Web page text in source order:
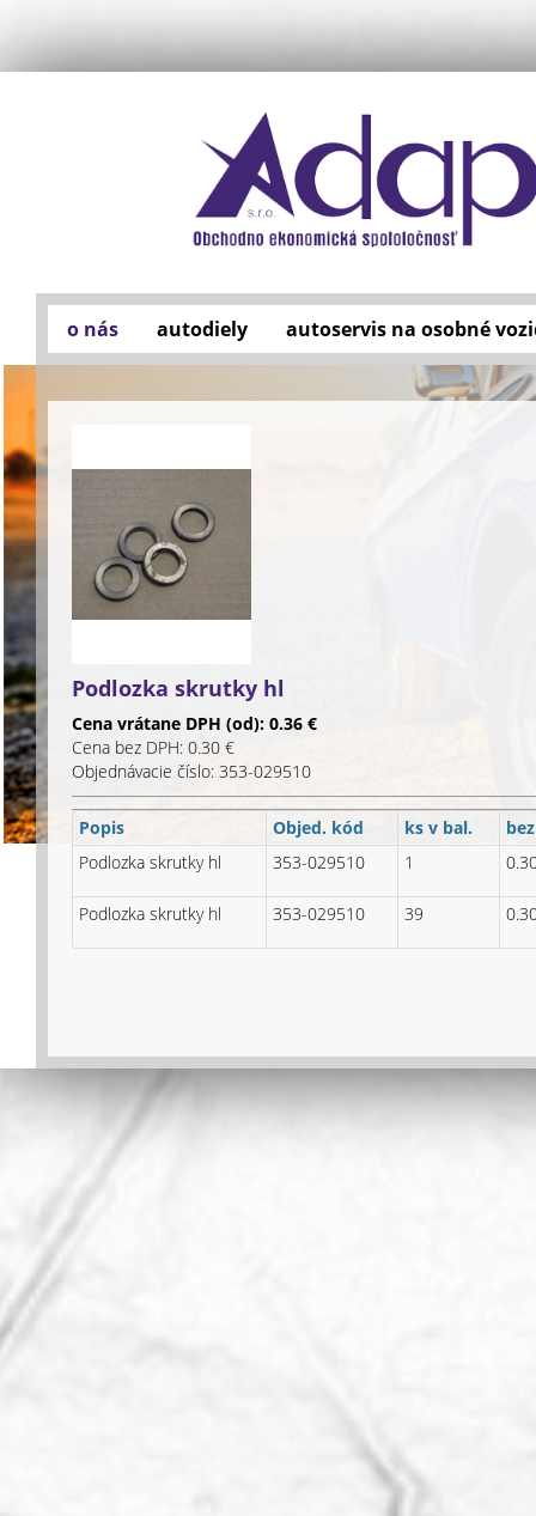
o nás autodiely autoservis na osobné
Podlozka skrutky hl
Cena vrátane DPH (od): 0.36 €
Cena bez DPH: 0.30 €
Objednávacie číslo: 353-029510
Popis Objed. kód ks v bal.
Podlozka skrutky hl
353-029510 1
Podlozka skrutky hl 353-029510 39